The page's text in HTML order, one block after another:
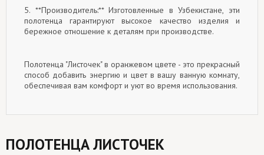
5. **Производитель:** Изготовленные в Узбекистане, эти
полотенца гарантируют высокое качество изделия и
бережное отношение к деталям при производстве.
Полотенца "Листочек" в оранжевом цвете - это прекрасный
способ добавить энергию и цвет в вашу ванную комнату,
обеспечивая вам комфорт и уют во время использования.
ПОЛОТЕНЦА ЛИСТОЧЕК